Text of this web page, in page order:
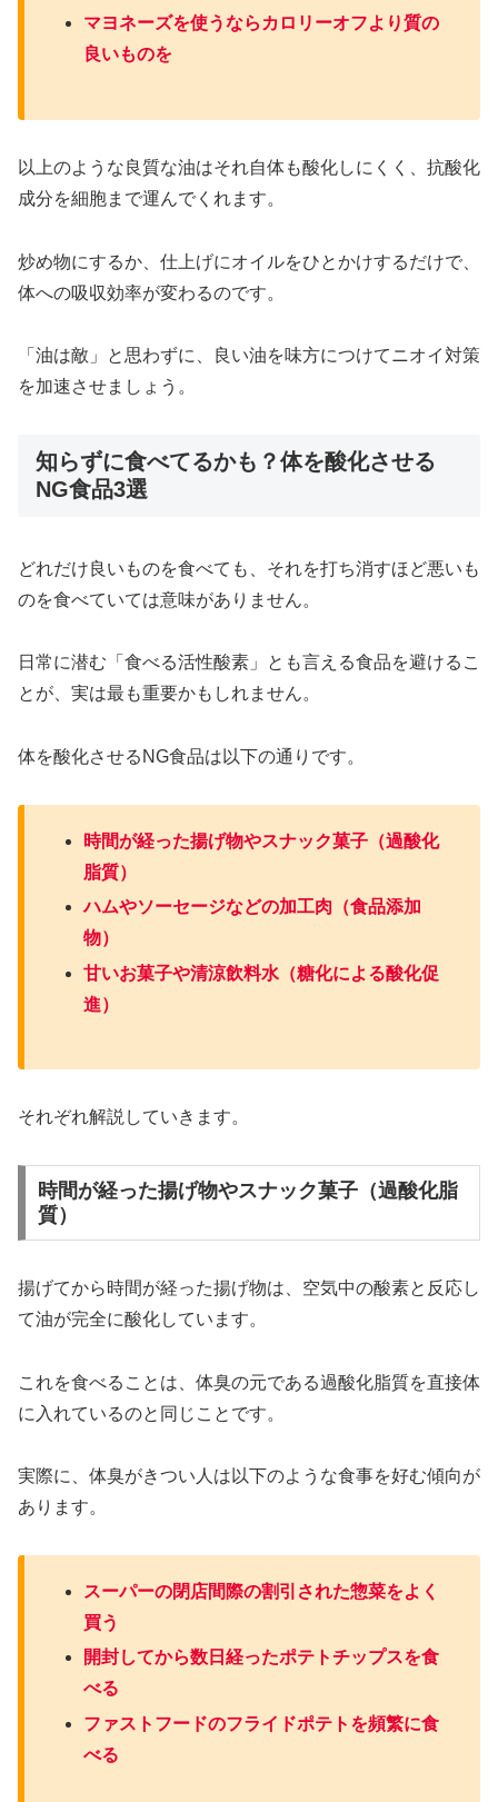
マヨネーズを使うならカロリーオフより質の
良いものを
以上のような良質な油はそれ自体も酸化しにくく、抗酸化
成分を細胞まで運んでくれます。
炒め物にするか、仕上げにオイルをひとかけするだけで、
体への吸収効率が変わるのです。
「油は敵」と思わずに、良い油を味方につけてニオイ対策
を加速させましょう。
知らずに食べてるかも？体を酸化させる
NG食品3選
どれだけ良いものを食べても、それを打ち消すほど悪いも
のを食べていては意味がありません。
日常に潜む「食べる活性酸素」とも言える食品を避けるこ
とが、実は最も重要かもしれません。
体を酸化させるNG食品は以下の通りです。
時間が経った揚げ物やスナック菓子（過酸化
脂質）
ハムやソーセージなどの加工肉（食品添加
物）
甘いお菓子や清涼飲料水（糖化による酸化促
進）
それぞれ解説していきます。
時間が経った揚げ物やスナック菓子（過酸化脂
質）
揚げてから時間が経った揚げ物は、空気中の酸素と反応し
て油が完全に酸化しています。
これを食べることは、体臭の元である過酸化脂質を直接体
に入れているのと同じことです。
実際に、体臭がきつい人は以下のような食事を好む傾向が
あります。
スーパーの閉店間際の割引された惣菜をよく
買う
開封してから数日経ったポテトチップスを食
べる
ファストフードのフライドポテトを頻繁に食
べる